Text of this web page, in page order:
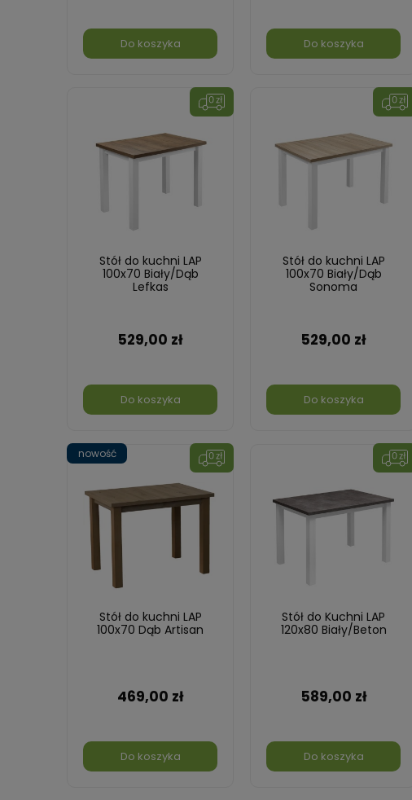
Do koszyka Do koszyka
Stół do kuchni LAP
100x70 Biały/Dąb
Lefkas
529,00 zł
Do koszyka
Stół do kuchni LAP
100x70 Biały/Dąb
Sonoma
529,00 zł
Do koszyka
Stół do kuchni LAP
100x70 Dąb Artisan
469,00 zł
Do koszyka
nowość
Stół do Kuchni LAP
120x80 Biały/Beton
589,00 zł
Do koszyka